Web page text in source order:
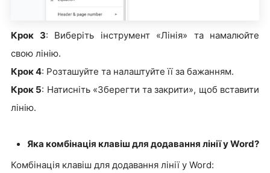
Крок 3: Виберіть інструмент «Лінія» та намалюйте
свою лінію.
Крок 4: Розташуйте та налаштуйте її за бажанням.
Крок 5: Натисніть «Зберегти та закрити», щоб вставити
лінію.
Яка комбінація клавіш для додавання лінії у Word?
Комбінація клавіш для додавання лінії у Word: